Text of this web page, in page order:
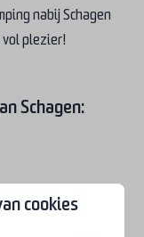
nabij Schagen
plezier!
Schagen:
cookies